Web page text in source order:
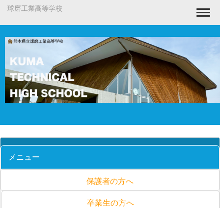
球磨工業高等学校
メニュー
保護者の方へ
卒業生の方へ